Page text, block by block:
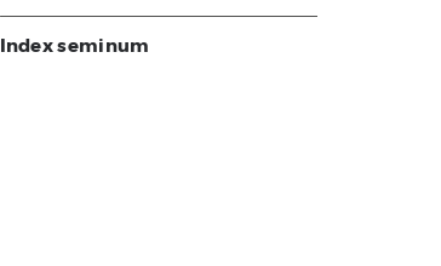
Index seminum